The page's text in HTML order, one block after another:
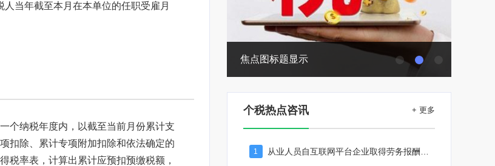
当年截至本月在本单位的任职受雇月
个纳税年度内，以截至当前月份累计支
扣除、累计专项附加扣除和依法确定的
税率表，计算出累计应预扣预缴税额，
焦点图标题显示
个税热点咨讯 + 更多
1